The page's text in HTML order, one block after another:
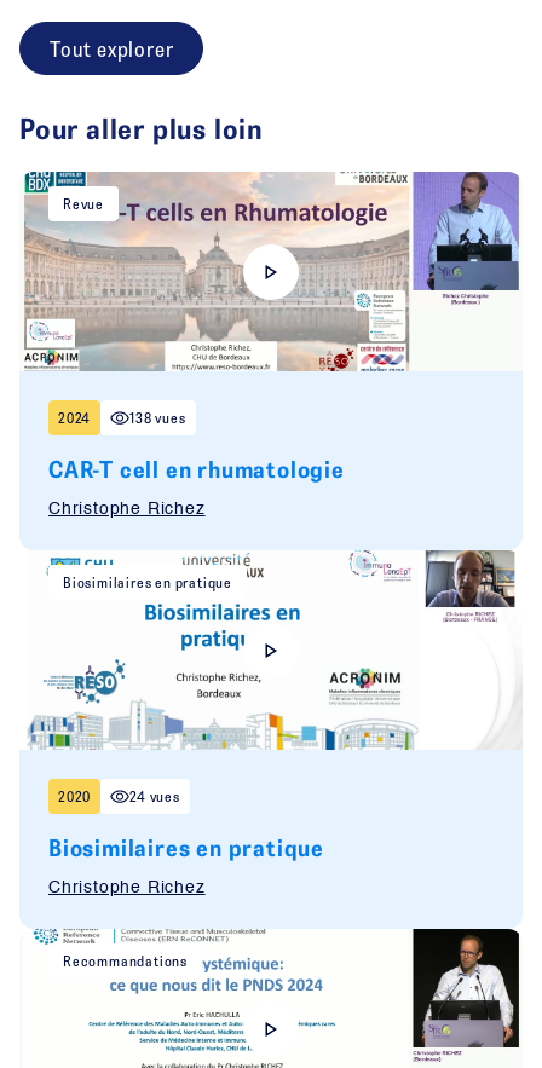
Tout explorer
Pour aller plus loin
Revue
2024 138 vues
CAR-T cell en rhumatologie
Christophe Richez
Biosimilaires en pratique
2020 24 vues
Biosimilaires en pratique
Christophe Richez
Recommandations